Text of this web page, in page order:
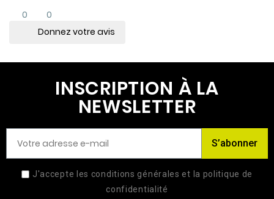
0
0
Donnez votre avis
INSCRIPTION À LA
NEWSLETTER
S’abonner
J'accepte les conditions générales et la politique de
confidentialité